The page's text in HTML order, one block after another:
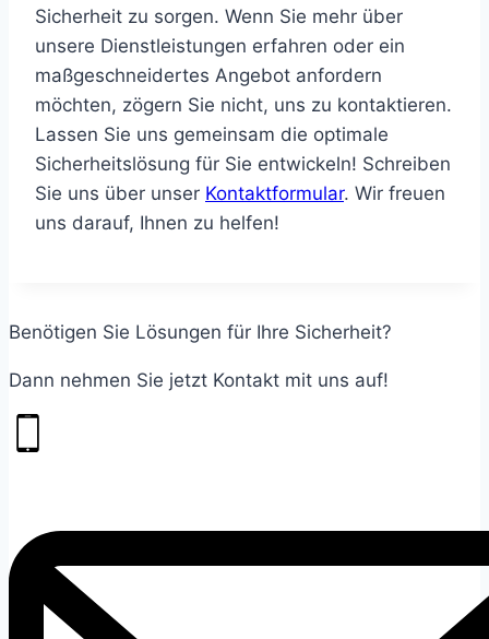
Sicherheit zu sorgen. Wenn Sie mehr über
unsere Dienstleistungen erfahren oder ein
maßgeschneidertes Angebot anfordern
möchten, zögern Sie nicht, uns zu kontaktieren.
Lassen Sie uns gemeinsam die optimale
Sicherheitslösung für Sie entwickeln! Schreiben
Sie uns über unser Kontaktformular. Wir freuen
uns darauf, Ihnen zu helfen!
Benötigen Sie Lösungen für Ihre Sicherheit?
Dann nehmen Sie jetzt Kontakt mit uns auf!